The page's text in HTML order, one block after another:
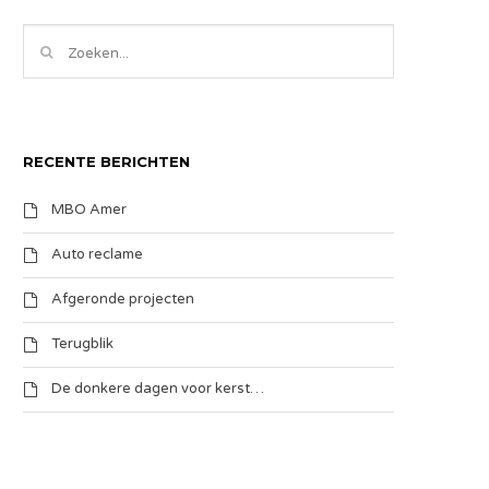
RECENTE BERICHTEN
MBO Amer
Auto reclame
Afgeronde projecten
Terugblik
De donkere dagen voor kerst…